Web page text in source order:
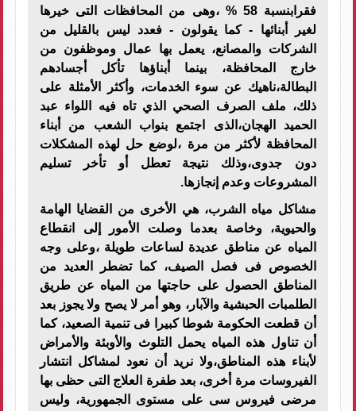
فقرابنسبة 58 % ،وهى من المحافظات التى خيرها
لغير أبنائها - كما يقولون - فعدد ليس بالقليل من
الشركات والمصانع، يعمل بها عمال وموظفون من
خارج المحافظة، بينما أبناؤها تأكل أجسادهم
البطالة،ناهيك عن سوء الخدمات، وأكثر الأمثلة على
ذلك، ملف الصرف الصحي الذي تاه فيه اللواء عبد
الحميد الهجان،الذى اجتمع بنواب الشعب من أبناء
المحافظة لأكثر من مرة ،لوضع حل لهذه المشكلات
دون جدوى،وذلك نتيجة تعطل أو تأخر تسليم
المشروعات وعدم إنجازها.
مشاكل مياه الشرب، هي الأخرى من القضايا الهامة
والحيوية، وخاصة بعدما وصلت الأمور إلى انقطاع
المياه عن مناطق عديدة لساعات طويلة ،وعلى وجه
الخصوص فى فصل الصيف، كما تضطر العديد من
المناطق الحصول على حاجتها من المياه عن طريق
الطلمبات الحبشية والآبار، وهو أمر لا يصح ولا يجوز بعد
أن قطعت الحكومة شوطا كبيرا فى تنمية الصعيد، كما
أن تناول هذه المياه يحمل التلوث والأوبئة والأمراض
لأبناء هذه المناطق،ولا نريد أن نعود لمشاكل انتشار
الفيروسات مرة أخرى، بعد طفرة العلاج التى حظى بها
مرضى فيروس سى على مستوى الجمهورية، وليس